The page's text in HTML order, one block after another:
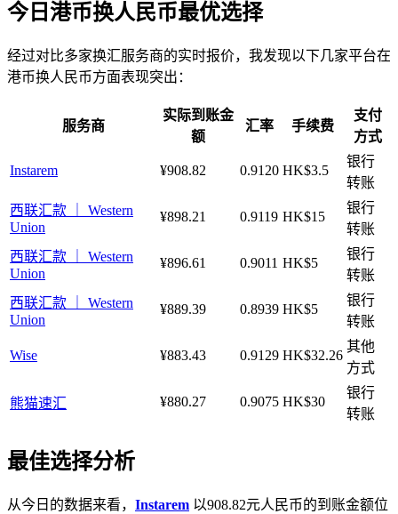
今日港币换人民币最优选择
经过对比多家换汇服务商的实时报价，我发现以下几家平台在
港币换人民币方面表现突出：
服务商
实际到账金
额
汇率 手续费
支付
方式
Instarem ¥908.82 0.9120 HK$3.5
银行
转账
西联汇款 ｜ Western
Union
¥898.21 0.9119 HK$15
银行
转账
西联汇款 ｜ Western
Union
¥896.61 0.9011 HK$5
银行
转账
西联汇款 ｜ Western
Union
¥889.39 0.8939 HK$5
银行
转账
Wise ¥883.43 0.9129 HK$32.26
其他
方式
熊猫速汇 ¥880.27 0.9075 HK$30
银行
转账
最佳选择分析
从今日的数据来看， Instarem 以908.82元人民币的到账金额位